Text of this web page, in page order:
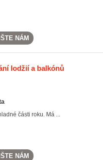
NÁM
lodžií a balkónů
části roku. Má ...
NÁM